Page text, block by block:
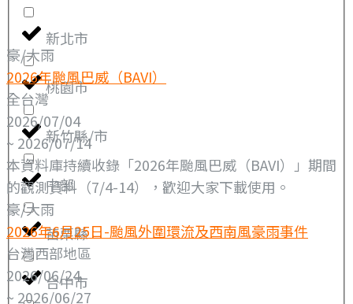
新北市
桃園市
新竹縣/市
中部
苗栗縣
台中市
豪/大雨
2026年颱風巴威（BAVI）
全台灣
2026/07/04
~ 2026/07/14
本資料庫持續收錄「2026年颱風巴威（BAVI）」期間
的觀測資料（7/4-14），歡迎大家下載使用。
豪/大雨
2026年6月25日-颱風外圍環流及西南風豪雨事件
台灣西部地區
2026/06/24
~ 2026/06/27